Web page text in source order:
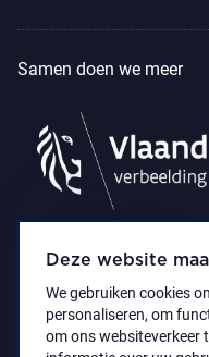
Deze website
We gebruiken cookies
personaliseren, om
om ons websiteverkeer
Samen doen we meer